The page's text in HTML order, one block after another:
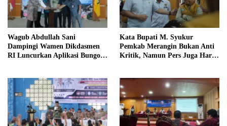
Wagub Abdullah Sani
Dampingi Wamen Dikdasmen
RI Luncurkan Aplikasi Bungo
Kata Bupati M. Syukur
Pemkab Merangin Bukan Anti
Kritik, Namun Pers Juga Harus